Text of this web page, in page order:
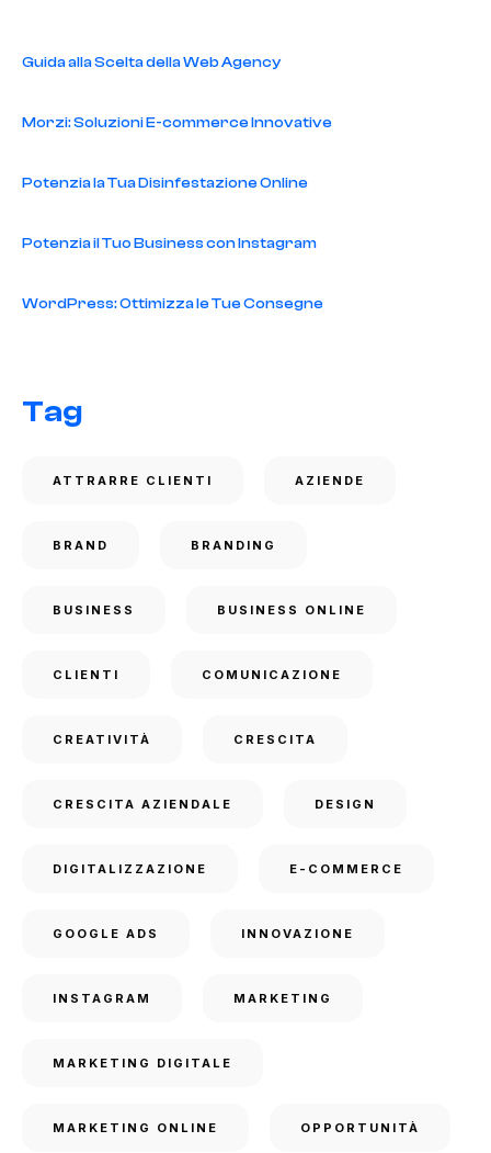
Guida alla Scelta della Web Agency
Morzi: Soluzioni E-commerce Innovative
Potenzia la Tua Disinfestazione Online
Potenzia il Tuo Business con Instagram
WordPress: Ottimizza le Tue Consegne
Tag
ATTRARRE CLIENTI AZIENDE
BRAND BRANDING
BUSINESS BUSINESS ONLINE
CLIENTI COMUNICAZIONE
CREATIVITÀ CRESCITA
CRESCITA AZIENDALE DESIGN
DIGITALIZZAZIONE E-COMMERCE
GOOGLE ADS INNOVAZIONE
INSTAGRAM MARKETING
MARKETING DIGITALE
MARKETING ONLINE OPPORTUNITÀ